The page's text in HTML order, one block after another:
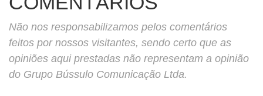
Não nos responsabilizamos pelos comentários
feitos por nossos visitantes, sendo certo que as
opiniões aqui prestadas não representam a opinião
do Grupo Bússulo Comunicação Ltda.